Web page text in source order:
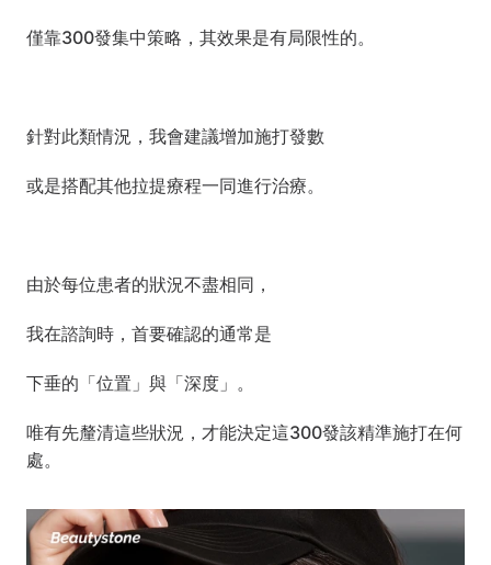
僅靠300發集中策略，其效果是有局限性的。
針對此類情況，我會建議增加施打發數
或是搭配其他拉提療程一同進行治療。
由於每位患者的狀況不盡相同，
我在諮詢時，首要確認的通常是
下垂的「位置」與「深度」。
唯有先釐清這些狀況，才能決定這300發該精準施打在何
處。